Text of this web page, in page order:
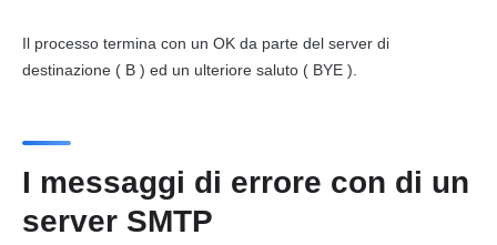
Il processo termina con un OK da parte del server di
destinazione ( B ) ed un ulteriore saluto ( BYE ).
I messaggi di errore con di un
server SMTP